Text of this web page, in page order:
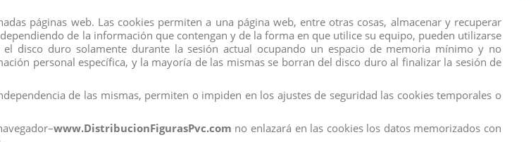
páginas web. Las cookies permiten a una página web, entre otras cosas, almacenar y recuperar
de la información que contengan y de la forma en que utilice su equipo, pueden utilizarse
disco duro solamente durante la sesión actual ocupando un espacio de memoria mínimo y no
personal específica, y la mayoría de las mismas se borran del disco duro al finalizar la sesión de
de las mismas, permiten o impiden en los ajustes de seguridad las cookies temporales o
www.DistribucionFigurasPvc.com no enlazará en las cookies los datos memorizados con